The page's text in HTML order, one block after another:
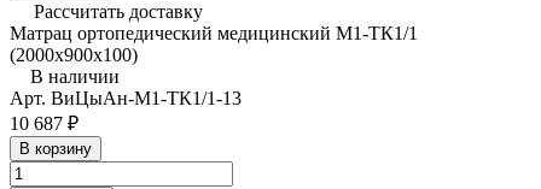
Рассчитать доставку
Матрац ортопедический медицинский М1-ТК1/1
(2000x900x100)
В наличии
Арт. ВиЦыАн-М1-ТК1/1-13
10 687 ₽
В корзину